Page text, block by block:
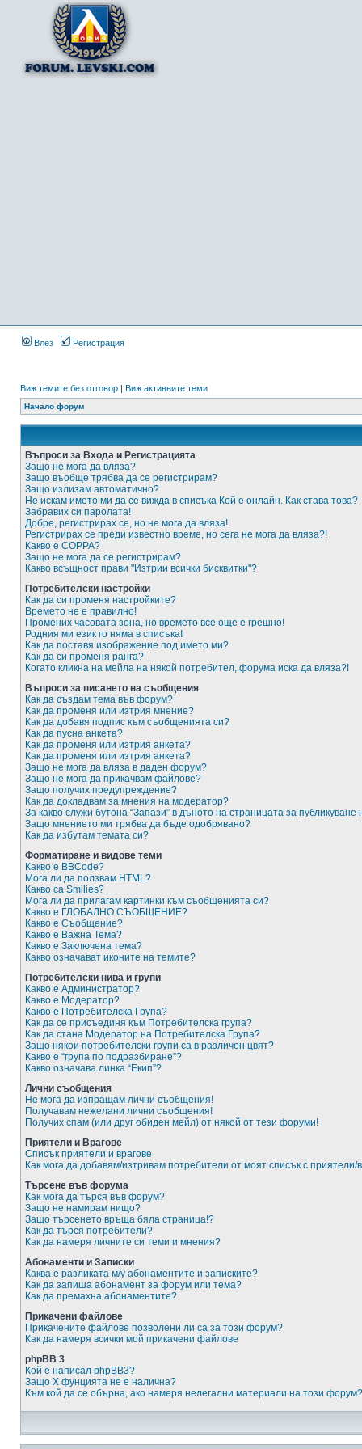
Влез Регистрация
Виж темите без отговор | Виж активните теми
Начало форум
Въпроси за Входа и Регистрацията
Защо не мога да вляза?
Защо въобще трябва да се регистрирам?
Защо излизам автоматично?
Не искам името ми да се вижда в списъка Кой е онлайн. Как става това?
Забравих си паролата!
Добре, регистрирах се, но не мога да вляза!
Регистрирах се преди известно време, но сега не мога да вляза?!
Какво е COPPA?
Защо не мога да се регистрирам?
Какво всъщност прави "Изтрии всички бисквитки"?
Потребителски настройки
Как да си променя настройките?
Времето не е правилно!
Промених часовата зона, но времето все още е грешно!
Родния ми език го няма в списъка!
Как да поставя изображение под името ми?
Как да си променя ранга?
Когато кликна на мейла на някой потребител, форума иска да вляза?!
Въпроси за писането на съобщения
Как да създам тема във форум?
Как да променя или изтрия мнение?
Как да добавя подпис към съобщенията си?
Как да пусна анкета?
Как да променя или изтрия анкета?
Как да променя или изтрия анкета?
Защо не мога да вляза в даден форум?
Защо не мога да прикачвам файлове?
Защо получих предупреждение?
Как да докладвам за мнения на модератор?
За какво служи бутона “Запази” в дъното на страницата за
Защо мнението ми трябва да бъде одобрявано?
Как да избутам темата си?
Форматиране и видове теми
Какво е BBCode?
Мога ли да ползвам HTML?
Какво са Smilies?
Мога ли да прилагам картинки към съобщенията си?
Какво е ГЛОБАЛНО СЪОБЩЕНИЕ?
Какво е Съобщение?
Какво е Важна Тема?
Какво е Заключена тема?
Какво означават иконите на темите?
Потребителски нива и групи
Какво е Администратор?
Какво е Модератор?
Какво е Потребителска Група?
Как да се присъединя към Потребителска група?
Как да стана Модератор на Потребителска Група?
Защо някои потребителски групи са в различен цвят?
Какво е “група по подразбиране”?
Какво означава линка “Екип”?
Лични съобщения
Не мога да изпращам лични съобщения!
Получавам нежелани лични съобщения!
Получих спам (или друг обиден мейл) от някой от тези форуми!
Приятели и Врагове
Списък приятели и врагове
Как мога да добавям/изтривам потребители от моят списък с приятели/
Търсене във форума
Как мога да търся във форум?
Защо не намирам нищо?
Защо търсенето връща бяла страница!?
Как да търся потребители?
Как да намеря личните си теми и мнения?
Абонаменти и Записки
Каква е разликата м/у абонаментите и записките?
Как да запиша абонамент за форум или тема?
Как да премахна абонаментите?
Прикачени файлове
Прикачените файлове позволени ли са за този форум?
Как да намеря всички мой прикачени файлове
phpBB 3
Кой е написал phpBB3?
Защо X фунцията не е налична?
Към кой да се обърна, ако намеря нелегални материали на този форум?